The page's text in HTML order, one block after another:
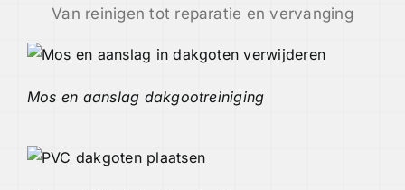
Van reinigen tot reparatie en vervanging
Mos en aanslag dakgootreiniging